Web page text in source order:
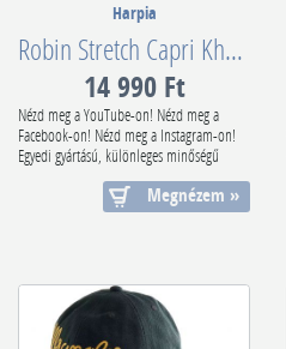
Harpia
Robin Stretch Capri Khaky
14 990 Ft
Nézd meg a YouTube-on! Nézd meg a
Facebook-on! Nézd meg a Instagram-on!
Egyedi gyártású, különleges minőségű
Megnézem »